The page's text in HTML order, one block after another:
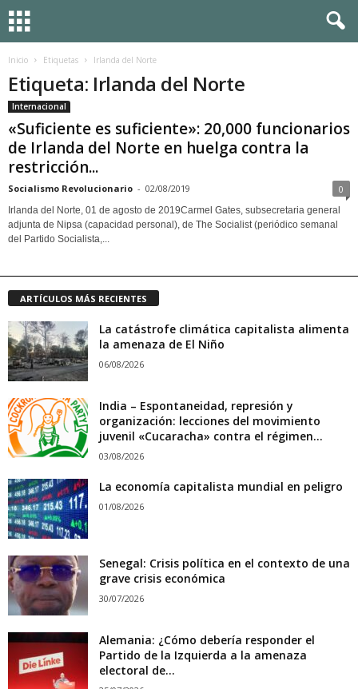
Inicio Etiquetas Irlanda del Norte
Etiqueta: Irlanda del Norte
Internacional
«Suficiente es suficiente»: 20,000 funcionarios
de Irlanda del Norte en huelga contra la
restricción...
Socialismo Revolucionario - 02/08/2019 0
Irlanda del Norte, 01 de agosto de 2019Carmel Gates, subsecretaria general
adjunta de Nipsa (capacidad personal), de The Socialist (periódico semanal
del Partido Socialista,...
ARTÍCULOS MÁS RECIENTES
La catástrofe climática capitalista alimenta
la amenaza de El Niño
06/08/2026
India – Espontaneidad, represión y
organización: lecciones del movimiento
juvenil «Cucaracha» contra el régimen...
03/08/2026
La economía capitalista mundial en peligro
01/08/2026
Senegal: Crisis política en el contexto de una
grave crisis económica
30/07/2026
Alemania: ¿Cómo debería responder el
Partido de la Izquierda a la amenaza
electoral de...